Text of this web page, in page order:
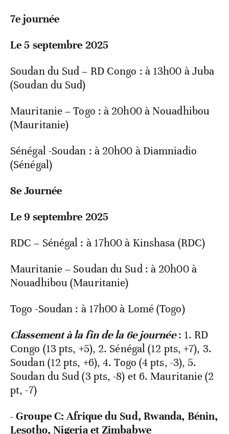
7e journée
Le 5 septembre 2025
Soudan du Sud – RD Congo : à 13h00 à Juba
(Soudan du Sud)
Mauritanie – Togo : à 20h00 à Nouadhibou
(Mauritanie)
Sénégal -Soudan : à 20h00 à Diamniadio
(Sénégal)
8e Journée
Le 9 septembre 2025
RDC – Sénégal : à 17h00 à Kinshasa (RDC)
Mauritanie – Soudan du Sud : à 20h00 à
Nouadhibou (Mauritanie)
Togo -Soudan : à 17h00 à Lomé (Togo)
Classement à la fin de la 6e journée: 1. RD
Congo (13 pts, +5), 2. Sénégal (12 pts, +7), 3.
Soudan (12 pts, +6), 4. Togo (4 pts, -3), 5.
Soudan du Sud (3 pts, -8) et 6. Mauritanie (2
pt, -7)
- Groupe C: Afrique du Sud, Rwanda, Bénin,
Lesotho, Nigeria et Zimbabwe